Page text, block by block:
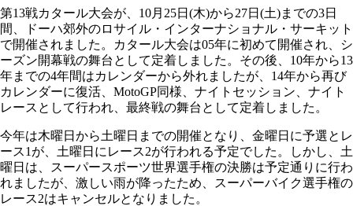
第13戦カタール大会が、10月25日(木)から27日(土)までの3日
間、ドーハ郊外のロサイル・インターナショナル・サーキット
で開催されました。カタール大会は05年に初めて開催され、シ
ーズン開幕戦の舞台として定着しました。その後、10年から13
年までの4年間はカレンダーから外れましたが、14年から再び
カレンダーに復活、MotoGP同様、ナイトセッション、ナイト
レースとして行われ、最終戦の舞台として定着しました。
今年は木曜日から土曜日までの開催となり、金曜日に予選とレ
ース1が、土曜日にレース2が行われる予定でした。しかし、土
曜日は、スーパースポーツ世界選手権の決勝は予定通りに行わ
れましたが、激しい雨が降ったため、スーパーバイク選手権の
レース2はキャンセルとなりました。